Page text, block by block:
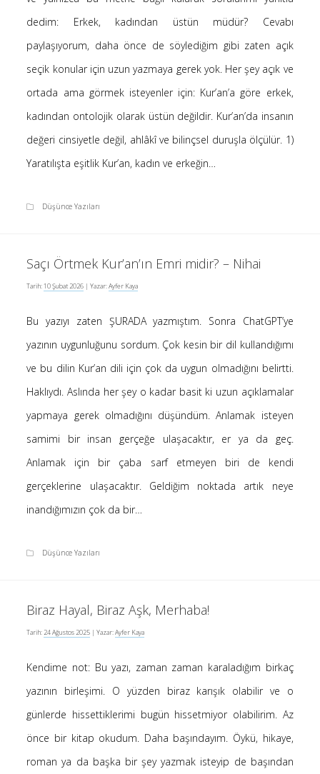
Saçı Örtmek Kur’an’ın Emri midir? – Nihai
24 Ağustos 2025
Kader: Alın Yazısı mı Akıl Yazısı mı?
20 Şubat 2025
Anlam Arayışı – Günlük
27 Kasım 2024
Ziynet Nedir? (Nur 31)
Son Yorumlar
Ayfer Kaya-Kur’an’a göre Hırsızın Eli mi Kesilir ?
4 Ocak 2025
Yasemin Aydoğdu-Kendime Düşünceler
10 Kasım 2024
Ayfer Kaya-Saçı Örtmek Kur’an’ın Emri midir?
2 Mayıs 2020
Bilim(8)
Bilişim(4)
Linux(4)
Düşünce Yazıları(19)
dedim: Erkek, kadından üstün müdür? Cevabı
paylaşıyorum, daha önce de söylediğim gibi zaten açık
seçik konular için uzun yazmaya gerek yok. Her şey açık ve
ortada ama görmek isteyenler için: Kur’an’a göre erkek,
kadından ontolojik olarak üstün değildir. Kur’an’da insanın
değeri cinsiyetle değil, ahlâkî ve bilinçsel duruşla ölçülür. 1)
Yaratılışta eşitlik Kur’an, kadın ve erkeğin…
Düşünce Yazıları
Saçı Örtmek Kur’an’ın Emri midir? – Nihai
Tarih:10 Şubat 2026 | Yazar:Ayfer Kaya
Bu yazıyı zaten ŞURADA yazmıştım. Sonra ChatGPT’ye
yazının uygunluğunu sordum. Çok kesin bir dil kullandığımı
ve bu dilin Kur’an dili için çok da uygun olmadığını belirtti.
Haklıydı. Aslında her şey o kadar basit ki uzun açıklamalar
yapmaya gerek olmadığını düşündüm. Anlamak isteyen
samimi bir insan gerçeğe ulaşacaktır, er ya da geç.
Anlamak için bir çaba sarf etmeyen biri de kendi
gerçeklerine ulaşacaktır. Geldiğim noktada artık neye
inandığımızın çok da bir…
Düşünce Yazıları
Biraz Hayal, Biraz Aşk, Merhaba!
Tarih: 24 Ağustos 2025 | Yazar:Ayfer Kaya
Kendime not: Bu yazı, zaman zaman karaladığım birkaç
yazının birleşimi. O yüzden biraz karışık olabilir ve o
günlerde hissettiklerimi bugün hissetmiyor olabilirim. Az
önce bir kitap okudum. Daha başındayım. Öykü, hikaye,
roman ya da başka bir şey yazmak isteyip de başından